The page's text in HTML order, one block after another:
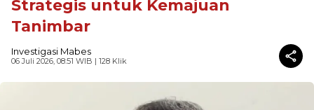
Strategis untuk Kemajuan
Tanimbar
Investigasi Mabes
06 Juli 2026, 08:51 WIB | 128 Klik